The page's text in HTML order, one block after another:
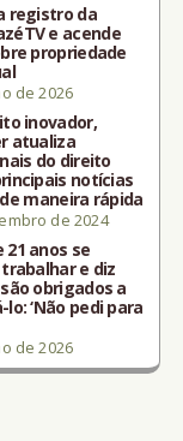
registro da
e acende
propriedade
de 2026
inovador,
atualiza
do direito
notícias
maneira rápida
de 2024
21 anos se
e diz
obrigados a
‘Não pedi para
de 2026